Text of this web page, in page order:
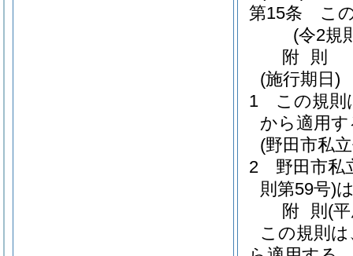
第15条
こ
(令2規
附 則
(施行期日)
1
この規則
から適用
(野田市私
2
野田市私
則第59号)
附 則 (
この規則